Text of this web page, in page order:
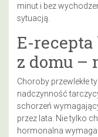
minut i bez
sytuacją.
E-
z domu –
Choroby przewlekłe
nadczynność
schorzeń
przez lata. Nie tylko
hormonalna wymaga